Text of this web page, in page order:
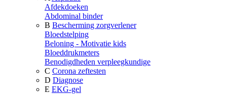
Afdekdoeken
Abdominal binder
B Bescherming zorgverlener
Bloedstelping
Beloning - Motivatie kids
Bloeddrukmeters
Benodigdheden verpleegkundige
C Corona zeftesten
D Diagnose
E EKG-gel